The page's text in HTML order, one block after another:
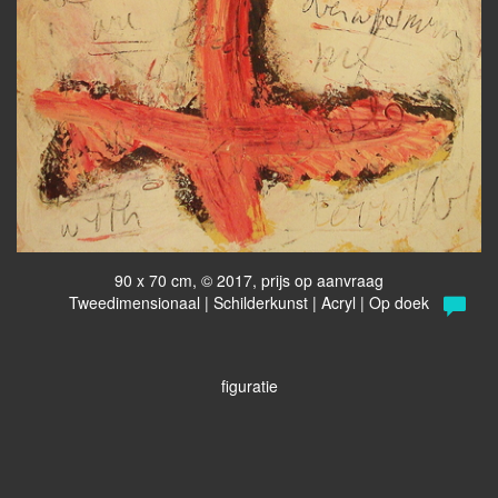
90 x 70 cm, © 2017, prijs op aanvraag
Tweedimensionaal | Schilderkunst | Acryl | Op doek
figuratie